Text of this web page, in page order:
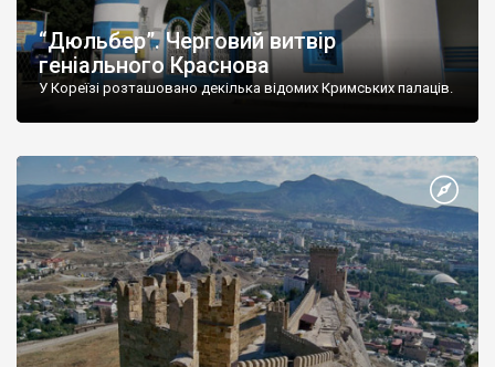
“Дюльбер”. Черговий витвір
геніального Краснова
У Кореїзі розташовано декілька відомих Кримських палаців.